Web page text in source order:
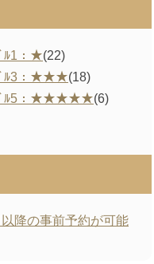
ﾙ1：★(22)
ﾞﾙ3：★★★(18)
ﾞﾙ5：★★★★★(6)
降の事前予約が可能